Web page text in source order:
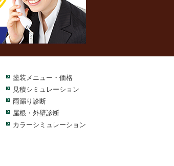
塗装メニュー・価格
見積シミュレーション
雨漏り診断
屋根・外壁診断
カラーシミュレーション